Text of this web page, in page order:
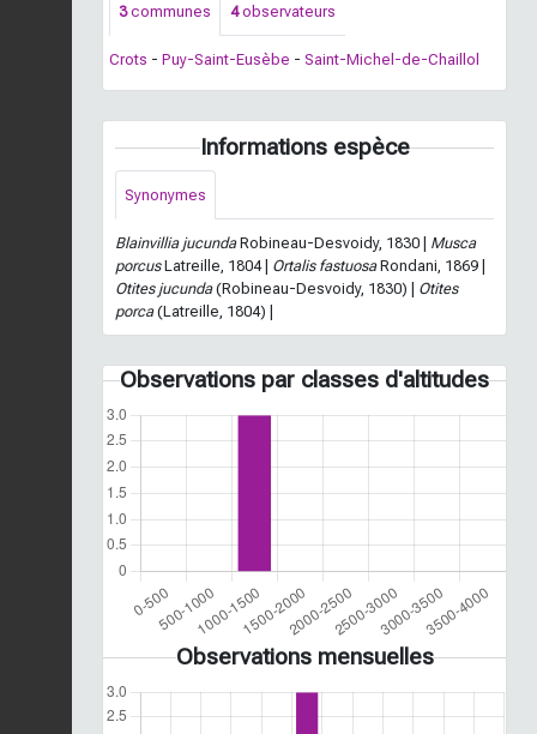
3communes 4observateurs
Crots - Puy-Saint-Eusèbe - Saint-Michel-de-Chaillol
Informations espèce
Synonymes
Blainvillia jucundaRobineau-Desvoidy, 1830 | Musca
porcusLatreille, 1804 | Ortalis fastuosaRondani, 1869 |
Otites jucunda(Robineau-Desvoidy, 1830) | Otites
porca(Latreille, 1804) |
Observations par classes d'altitudes
Observations mensuelles